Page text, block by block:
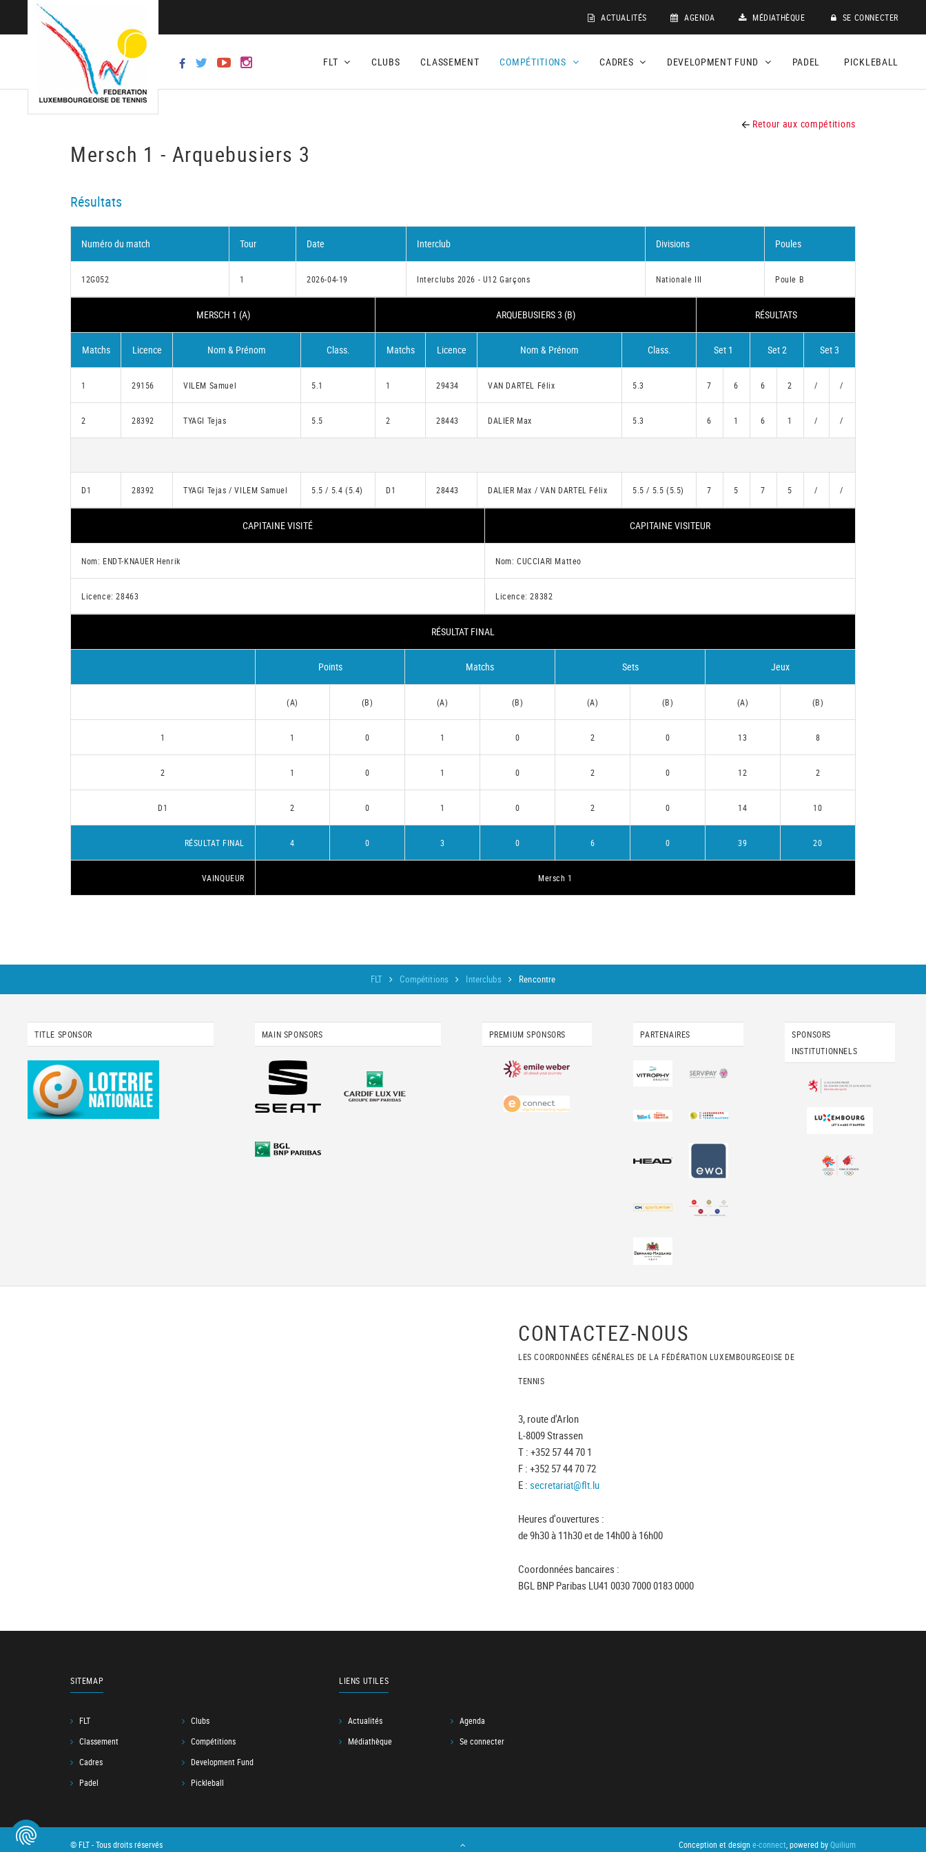
ACTUALITÉS AGENDA MÉDIATHÈQUE SE CONNECTER
FLT CLUBS CLASSEMENT COMPÉTITIONS CADRES DEVELOPMENT FUND PADEL PICKLEBALL
Retour aux compétitions
Mersch 1 - Arquebusiers 3
Résultats
Numéro du match Tour Date Interclub Divisions Poules
12G052 1 2026-04-19 Interclubs 2026 - U12 Garçons Nationale III Poule B
MERSCH 1 (A) ARQUEBUSIERS 3 (B) RÉSULTATS
Matchs Licence Nom & Prénom Class. Matchs Licence Nom & Prénom Class. Set 1 Set 2 Set 3
1 29156 VILEM Samuel 5.1 1 29434 VAN DARTEL Félix 5.3 7 6 6 2 / /
2 28392 TYAGI Tejas 5.5 2 28443 DALIER Max 5.3 6 1 6 1 / /
D1 28392 TYAGI Tejas / VILEM Samuel 5.5 / 5.4 (5.4) D1 28443 DALIER Max / VAN DARTEL Félix 5.5 / 5.5 (5.5) 7 5 7 5 / /
CAPITAINE VISITÉ CAPITAINE VISITEUR
Nom: ENDT-KNAUER Henrik Nom: CUCCIARI Matteo
Licence: 28463 Licence: 28382
RÉSULTAT FINAL
Points Matchs Sets Jeux
(A) (B) (A) (B) (A) (B) (A) (B)
1 1 0 1 0 2 0 13 8
2 1 0 1 0 2 0 12 2
D1 2 0 1 0 2 0 14 10
RÉSULTAT FINAL 4 0 3 0 6 0 39 20
VAINQUEUR Mersch 1
FLT Compétitions Interclubs Rencontre
TITLE SPONSOR MAIN SPONSORS PREMIUM SPONSORS PARTENAIRES
SPONSORS
INSTITUTIONNELS
CONTACTEZ-NOUS
LES COORDONNÉES GÉNÉRALES DE LA FÉDÉRATION LUXEMBOURGEOISE DE
TENNIS
3, route d'Arlon
L-8009 Strassen
T : +352 57 44 70 1
F : +352 57 44 70 72
E : secretariat@flt.lu
Heures d'ouvertures :
de 9h30 à 11h30 et de 14h00 à 16h00
Coordonnées bancaires :
BGL BNP Paribas LU41 0030 7000 0183 0000
SITEMAP
FLT
Clubs
Classement
Compétitions
Cadres
Development Fund
Padel
Pickleball
LIENS UTILES
Actualités
Agenda
Médiathèque
Se connecter
© FLT - Tous droits réservés Conception et design e-connect , powered byQuilium